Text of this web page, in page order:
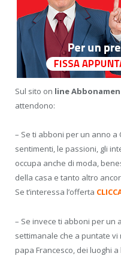
Sul sito on line
attendono:
– Se ti abboni per un anno
sentimenti, le passioni, gli
occupa anche di moda,
della casa e tanto altro
Se t’interessa l’offerta
– Se invece ti abboni per un
settimanale che a puntate
papa Francesco, dei luoghi